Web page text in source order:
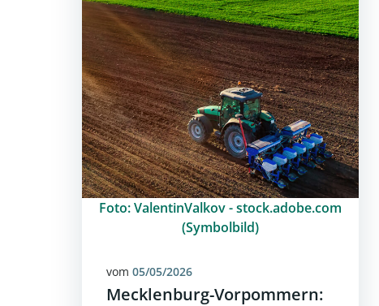
Foto: ValentinValkov - stock.adobe.com
(Symbolbild)
vom 05/05/2026
Mecklenburg-Vorpommern: